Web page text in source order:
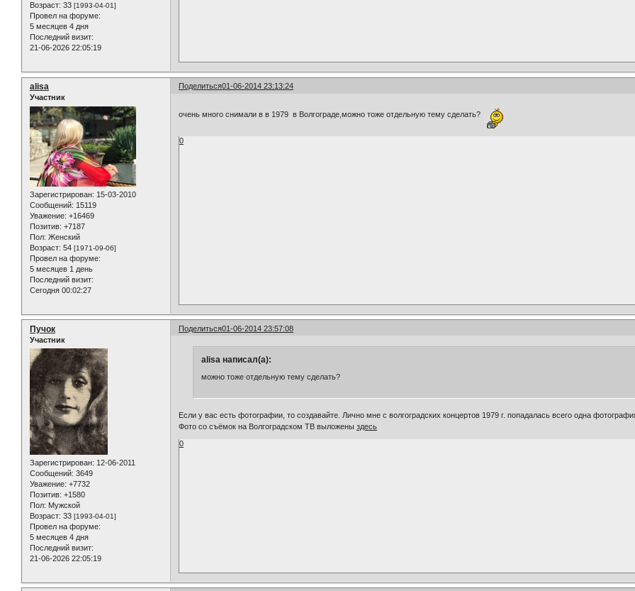
Возраст: 33 [1993-04-01]
Провел на форуме:
5 месяцев 4 дня
Последний визит:
21-06-2026 22:05:19
Поделиться01-06-2014 23:13:24
alisa
Участник
Зарегистрирован: 15-03-2010
Сообщений: 15119
Уважение: +16469
Позитив: +7187
Пол: Женский
Возраст: 54 [1971-09-06]
Провел на форуме:
5 месяцев 1 день
Последний визит:
Сегодня 00:02:27
очень много снимали в в 1979 в Волгограде,можно тоже отдельную тему сделать?
0
Поделиться01-06-2014 23:57:08
Пучок
Участник
Зарегистрирован: 12-06-2011
Сообщений: 3649
Уважение: +7732
Позитив: +1580
Пол: Мужской
Возраст: 33 [1993-04-01]
Провел на форуме:
5 месяцев 4 дня
Последний визит:
21-06-2026 22:05:19
alisa написал(а):
можно тоже отдельную тему сделать?
Если у вас есть фотографии, то создавайте. Лично мне с волгоградских концертов 1979 г. попадалась всего одна
Фото со съёмок на Волгоградском ТВ выложеныздесь
0